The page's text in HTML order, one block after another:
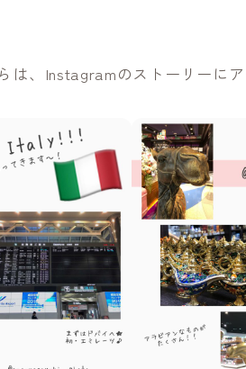
は、Instagramのストーリーに